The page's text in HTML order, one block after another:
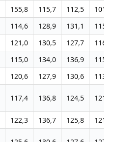
155,8 115,7 112,5
101,2
114,6 128,9 131,1
115,2
121,0 130,5 127,7
116,6
115,0 134,0 136,9
115,7
120,6 127,9 130,6
113,1
117,4 136,8 124,5 121,1
122,3 136,7 125,8
121,5